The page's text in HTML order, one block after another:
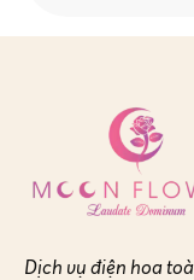
Dịch vụ điện hoa